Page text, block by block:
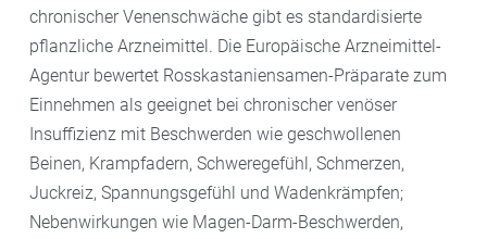
chronischer Venenschwäche gibt es standardisierte
pflanzliche Arzneimittel. Die Europäische Arzneimittel-
Agentur bewertet Rosskastaniensamen-Präparate zum
Einnehmen als geeignet bei chronischer venöser
Insuffizienz mit Beschwerden wie geschwollenen
Beinen, Krampfadern, Schweregefühl, Schmerzen,
Juckreiz, Spannungsgefühl und Wadenkrämpfen;
Nebenwirkungen wie Magen-Darm-Beschwerden,